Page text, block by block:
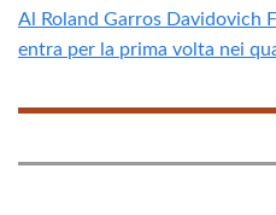
Al Roland Garros Davidovich
entra per la prima volta nei